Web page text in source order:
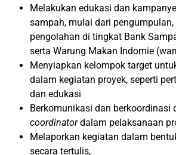
Melakukan edukasi dan
sampah, mulai dari
pengolahan di tingkat Bank
serta Warung Makan Indomie
Menyiapkan kelompok target
dalam kegiatan proyek, seperti
dan edukasi
Berkomunikasi dan berkoordinasi
coordinator dalam pelaksanaan
Melaporkan kegiatan dalam
secara tertulis,